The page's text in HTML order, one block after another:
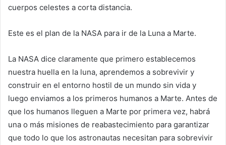
cuerpos celestes a corta distancia.
Este es el plan de la NASA para ir de la Luna a Marte.
La NASA dice claramente que primero establecemos
nuestra huella en la luna, aprendemos a sobrevivir y
construir en el entorno hostil de un mundo sin vida y
luego enviamos a los primeros humanos a Marte. Antes de
que los humanos lleguen a Marte por primera vez, habrá
una o más misiones de reabastecimiento para garantizar
que todo lo que los astronautas necesitan para sobrevivir